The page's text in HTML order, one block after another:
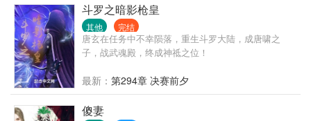
斗罗之暗影枪皇
其他 完结
唐玄在任务中不幸陨落，重生斗罗大陆，成唐啸之
子，战武魂殿，终成神祗之位！
最新： 第294章 决赛前夕
傻妻